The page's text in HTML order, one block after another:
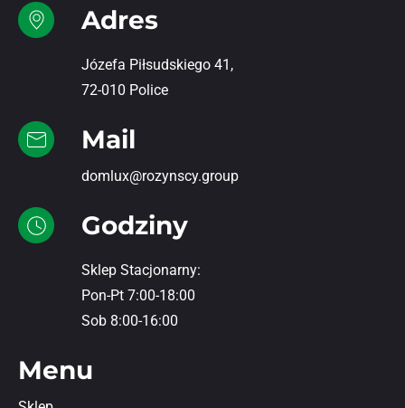
Adres
Józefa Piłsudskiego 41,
72-010 Police
Mail
domlux@rozynscy.group
Godziny
Sklep Stacjonarny:
Pon-Pt 7:00-18:00
Sob 8:00-16:00
Menu